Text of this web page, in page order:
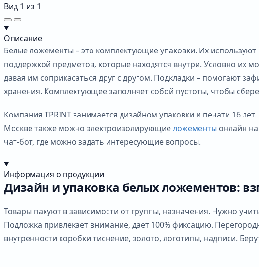
Вид 1 из 1
Описание
Белые ложементы – это комплектующие упаковки. Их
поддержкой предметов, которые находятся внутри. Условно их
давая им соприкасаться друг с другом. Подкладки – помогают
хранения. Комплектующее заполняет собой пустоты, чтобы
Компания TPRINT занимается дизайном упаковки и печати 16
Москве также можно электроизолирующиеложементы онлайн
чат-бот, где можно задать интересующие вопросы.
Информация о продукции
Дизайн и упаковка белых ложементов:
Товары пакуют в зависимости от группы, назначения. Нужно
Подложка привлекает внимание, дает 100% фиксацию.
внутренности коробки тиснение, золото, логотипы, надписи.